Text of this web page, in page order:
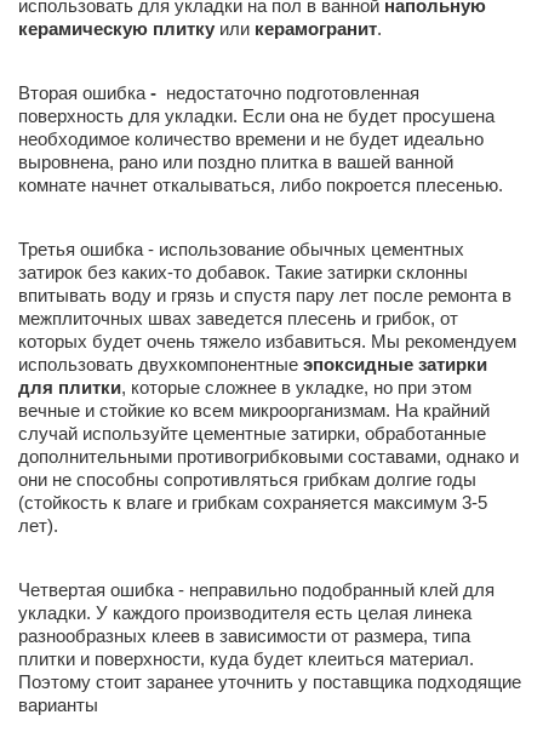
использовать для укладки на пол в ванной напольную
керамическую плитку или керамогранит.
Вторая ошибка - недостаточно подготовленная
поверхность для укладки. Если она не будет просушена
необходимое количество времени и не будет идеально
выровнена, рано или поздно плитка в вашей ванной
комнате начнет откалываться, либо покроется плесенью.
Третья ошибка - использование обычных цементных
затирок без каких-то добавок. Такие затирки склонны
впитывать воду и грязь и спустя пару лет после ремонта в
межплиточных швах заведется плесень и грибок, от
которых будет очень тяжело избавиться. Мы рекомендуем
использовать двухкомпонентные эпоксидные затирки
для плитки, которые сложнее в укладке, но при этом
вечные и стойкие ко всем микроорганизмам. На крайний
случай используйте цементные затирки, обработанные
дополнительными противогрибковыми составами, однако и
они не способны сопротивляться грибкам долгие годы
(стойкость к влаге и грибкам сохраняется максимум 3-5
лет).
Четвертая ошибка - неправильно подобранный клей для
укладки. У каждого производителя есть целая линека
разнообразных клеев в зависимости от размера, типа
плитки и поверхности, куда будет клеиться материал.
Поэтому стоит заранее уточнить у поставщика подходящие
варианты